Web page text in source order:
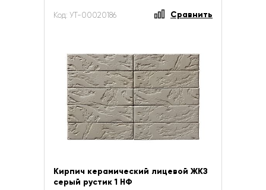
Код: УТ-00020186 Сравнить
Кирпич керамический лицевой ЖКЗ
серый рустик 1 НФ